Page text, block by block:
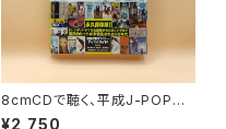
8cmCDで聴く、平成J-POPデ
ィスクガイド 「小室」系、「ビー
¥2,750